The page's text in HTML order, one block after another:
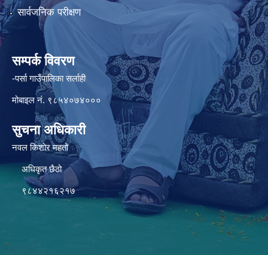
सार्वजनिक परीक्षण
सम्पर्क विवरण
-पर्सा गाउँपालिका सर्लाही
मोबाइल नं. ९८५४०७४०००
सुचना अधिकारी
नवल किशोर महतो
अधिकृत छैठो
९८४४२१६२१७